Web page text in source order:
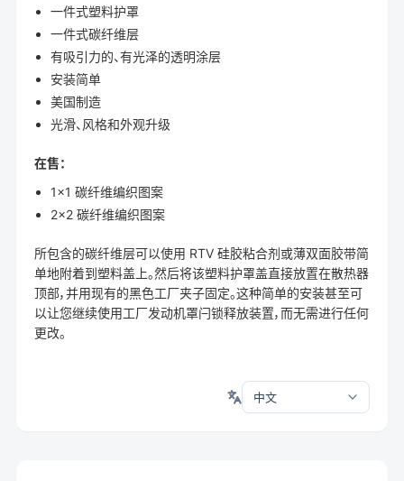
一件式塑料护罩
一件式碳纤维层
有吸引力的、有光泽的透明涂层
安装简单
美国制造
光滑、风格和外观升级
在售：
1x1 碳纤维编织图案
2x2 碳纤维编织图案
所包含的碳纤维层可以使用 RTV 硅胶粘合剂或薄双面胶带简
单地附着到塑料盖上。然后将该塑料护罩盖直接放置在散热器
顶部，并用现有的黑色工厂夹子固定。这种简单的安装甚至可
以让您继续使用工厂发动机罩闩锁释放装置，而无需进行任何
更改。